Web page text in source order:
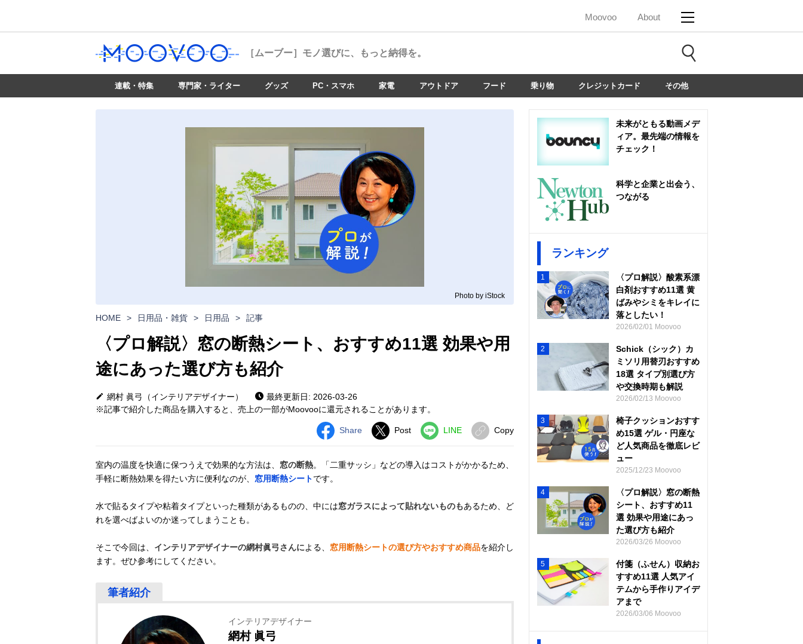
Moovoo About
［ムーブー］ モノ選びに、もっと納得を。
連載・特集 専門家・ライター グッズ PC・スマホ 家電 アウトドア フード 乗り物 クレジットカード その他
Photo by iStock
HOME > 日用品・雑貨 > 日用品 > 記事
〈プロ解説〉窓の断熱シート、おすすめ11選 効果や用
途にあった選び方も紹介
網村 眞弓（インテリアデザイナー）
最終更新日: 2026-03-26
※記事で紹介した商品を購入すると、売上の一部がMoovooに還元されることがあります。
Share Post LINE Copy
室内の温度を快適に保つうえで効果的な方法は、 窓の断熱。「二重サッシ」などの導入はコストがかかるため、
手軽に断熱効果を得たい方に便利なのが、 窓用断熱シートです。
水で貼るタイプや粘着タイプといった種類があるものの、中には窓ガラスによって貼れないものもあるため、ど
れを選べばよいのか迷ってしまうことも。
そこで今回は、 インテリアデザイナーの網村眞弓さんによる、 窓用断熱シートの選び方やおすすめ商品を紹介し
ます。ぜひ参考にしてください。
インテリアデザイナー
網村 眞弓
未来がともる動画メデ
ィア。最先端の情報を
チェック！
科学と企業と出会う、
つながる
ランキング
1
〈プロ解説〉酸素系漂
白剤おすすめ11選 黄
ばみやシミをキレイに
落としたい！
2026/02/01 Moovoo
2
Schick（シック）カ
ミソリ用替刃おすすめ
18選 タイプ別選び方
や交換時期も解説
2026/02/13 Moovoo
3
椅子クッションおすす
め15選 ゲル・円座な
ど人気商品を徹底レビ
ュー
2025/12/23 Moovoo
4
〈プロ解説〉窓の断熱
シート、おすすめ11
選 効果や用途にあっ
た選び方も紹介
2026/03/26 Moovoo
5
付箋（ふせん）収納お
すすめ11選 人気アイ
テムから手作りアイデ
アまで
2026/03/06 Moovoo